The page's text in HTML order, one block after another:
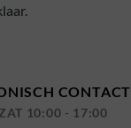
CONTACT
10:00 - 17:00